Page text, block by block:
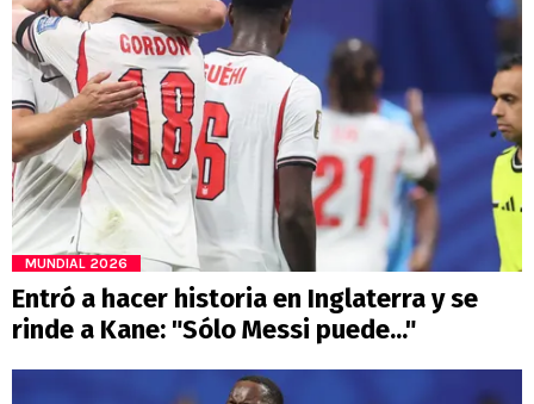
MUNDIAL 2026
Entró a hacer historia en Inglaterra y se
rinde a Kane: "Sólo Messi puede..."